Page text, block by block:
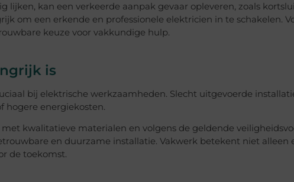
lijken, kan een verkeerde aanpak gevaar opleveren, zoals
om een erkende en professionele elektricien in te schakelen.
keuze voor vakkundige hulp.
is
bij elektrische werkzaamheden. Slecht uitgevoerde
hogere energiekosten.
kwalitatieve materialen en volgens de geldende
en duurzame installatie. Vakwerk betekent niet alleen
de toekomst.